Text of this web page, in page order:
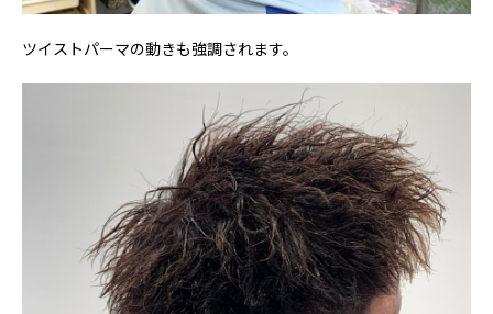
ツイストパーマの動きも強調されます。